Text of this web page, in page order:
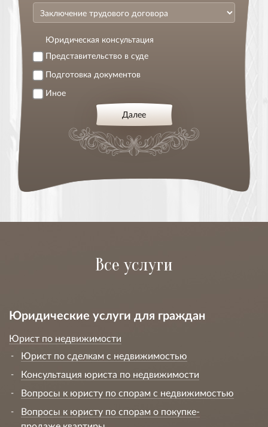
Юридическая консультация
Представительство в суде
Подготовка документов
Иное
Далее
Все услуги
Юридические услуги для граждан
Юрист по недвижимости
Юрист по сделкам с недвижимостью
Консультация юриста по недвижимости
Вопросы к юристу по спорам с недвижимостью
Вопросы к юристу по спорам о покупке-